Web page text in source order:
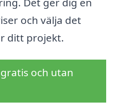
och välja det
ditt projekt.
och utan